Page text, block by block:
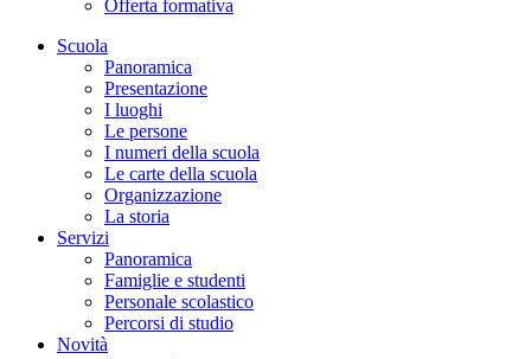
Offerta formativa
Scuola
Panoramica
Presentazione
I luoghi
Le persone
I numeri della scuola
Le carte della scuola
Organizzazione
La storia
Servizi
Panoramica
Famiglie e studenti
Personale scolastico
Percorsi di studio
Novità